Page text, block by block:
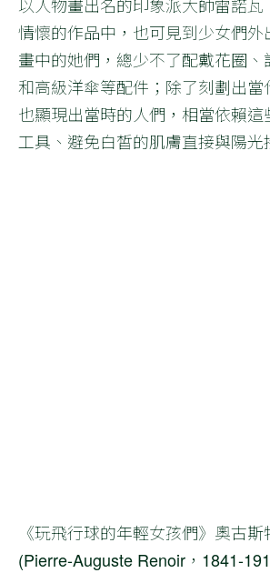
以人物畫出名的印象派大師雷諾瓦
情懷的作品中，也可見到少女們外
畫中的她們，總少不了配戴花圈、
和高級洋傘等配件；除了刻劃出當
也顯現出當時的人們，相當依賴這
工具、避免白皙的肌膚直接與陽光
《玩飛行球的年輕女孩們》奧古斯
(Pierre-Auguste Renoir，1841-